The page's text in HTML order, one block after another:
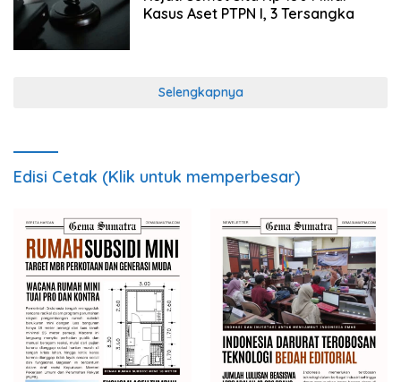
Kasus Aset PTPN I, 3 Tersangka
Selengkapnya
Edisi Cetak (Klik untuk memperbesar)